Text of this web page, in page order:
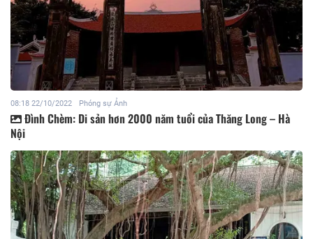
08:18 22/10/2022 Phóng sự Ảnh
Đình Chèm: Di sản hơn 2000 năm tuổi của Thăng Long – Hà
Nội